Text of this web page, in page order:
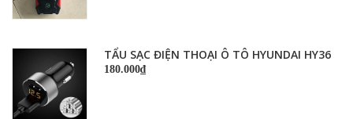
TẨU SẠC ĐIỆN THOẠI Ô TÔ HYUNDAI HY36
180.000₫